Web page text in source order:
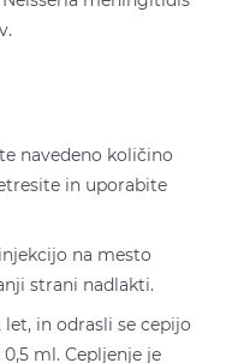
navedeno količino
in uporabite
na mesto
strani nadlakti.
in odrasli se cepijo
ml. Cepljenje je